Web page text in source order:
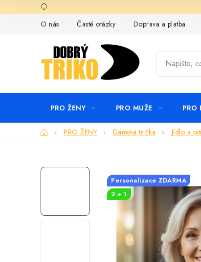
na
O nás
Časté otázky Doprava a platba
PRO ŽENY PRO MUŽE PRO
DomůPRO ŽENY Dámská trička Jídlo a
Personalizace ZDARMA
2 + 1